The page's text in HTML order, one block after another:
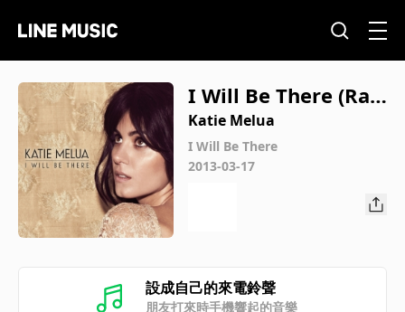
I Will Be There (Rad
io Mix)
Katie Melua
I Will Be There
2013-03-17
設成自己的來電鈴聲
朋友打來時手機響起的音樂